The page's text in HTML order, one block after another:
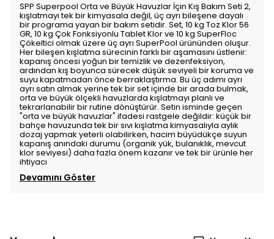
SPP Superpool Orta ve Büyük Havuzlar İçin Kış Bakım Seti 2,
kışlatmayı tek bir kimyasala değil, üç ayrı bileşene dayalı
bir programa yayan bir bakım setidir. Set, 10 kg Toz Klor 56
GR, 10 kg Çok Fonksiyonlu Tablet Klor ve 10 kg SuperFloc
Çökeltici olmak üzere üç ayrı SuperPool ürününden oluşur.
Her bileşen kışlatma sürecinin farklı bir aşamasını üstlenir:
kapanış öncesi yoğun bir temizlik ve dezenfeksiyon,
ardından kış boyunca sürecek düşük seviyeli bir koruma ve
suyu kapatmadan önce berraklaştırma. Bu üç adımı ayrı
ayrı satın almak yerine tek bir set içinde bir arada bulmak,
orta ve büyük ölçekli havuzlarda kışlatmayı planlı ve
tekrarlanabilir bir rutine dönüştürür. Setin isminde geçen
"orta ve büyük havuzlar" ifadesi rastgele değildir: küçük bir
bahçe havuzunda tek bir sıvı kışlatma kimyasalıyla aylık
dozaj yapmak yeterli olabilirken, hacim büyüdükçe suyun
kapanış anındaki durumu (organik yük, bulanıklık, mevcut
klor seviyesi) daha fazla önem kazanır ve tek bir ürünle her
ihtiyacı
Devamını Göster